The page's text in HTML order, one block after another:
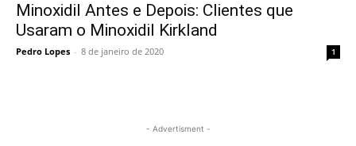
Minoxidil Antes e Depois: Clientes que
Usaram o Minoxidil Kirkland
Pedro Lopes - 8 de janeiro de 2020 1
- Advertisment -